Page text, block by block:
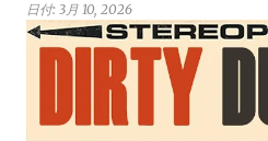
日付: 3月 10, 2026